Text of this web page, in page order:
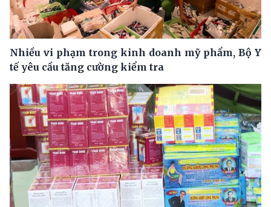
Nhiều vi phạm trong kinh doanh mỹ phẩm, Bộ Y
tế yêu cầu tăng cường kiểm tra